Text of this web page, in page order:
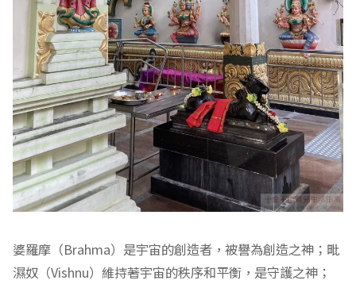
婆羅摩（Brahma）是宇宙的創造者，被譽為創造之神；毗
濕奴（Vishnu）維持著宇宙的秩序和平衡，是守護之神；